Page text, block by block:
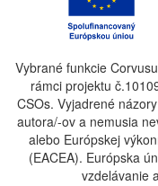
Vybrané funkcie
rámci projektu
CSOs. Vyjadrené
autora/-ov a nemusia
alebo Európskej
(EACEA). Európska
vzdelávanie